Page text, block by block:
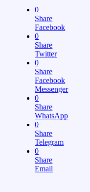
0
Share
Facebook
0
Share
Twitter
0
Share
Facebook
Messenger
0
Share
WhatsApp
0
Share
Telegram
0
Share
Email